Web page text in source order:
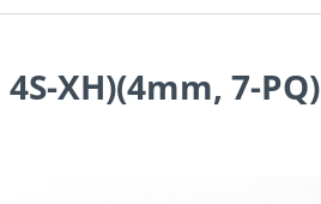
XH)(4mm, 7-PQ)